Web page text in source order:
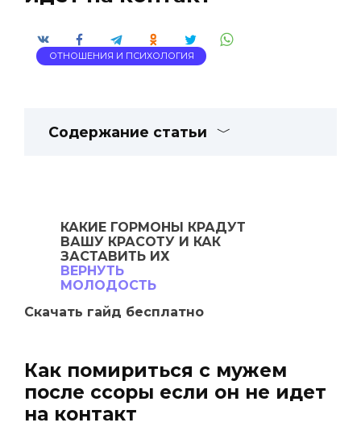
ОТНОШЕНИЯ И ПСИХОЛОГИЯ
Содержание статьи
КАКИЕ ГОРМОНЫ
КРАДУТ
ВАШУ КРАСОТУ И КАК
ЗАСТАВИТЬ ИХ
ВЕРНУТЬ
МОЛОДОСТЬ
Скачать гайд бесплатно
Как помириться с мужем
после ссоры если он не идет
на контакт